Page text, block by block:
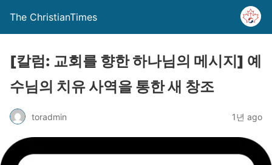
The ChristianTimes
[칼럼: 교회를 향한 하나님의 메시지] 예
수님의 치유 사역을 통한 새 창조
toradmin 1년 ago